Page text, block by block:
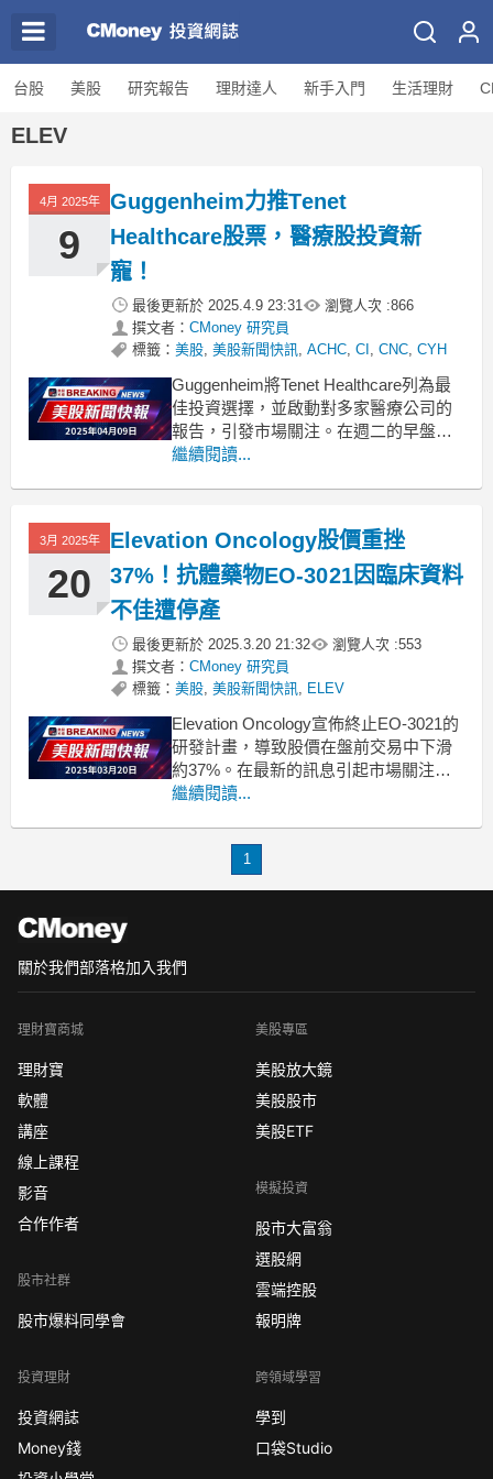
台股 美股 研究報告 理財達人 新手入門 生活理財
ELEV
4月 2025年
9
Guggenheim力推Tenet
Healthcare股票，醫療股投資新
寵！
最後更新於 2025.4.9 23:31 瀏覽人次 :866
撰文者： CMoney 研究員
標籤： 美股, 美股新聞快訊, ACHC, CI , CNC, CYH
Guggenheim將Tenet Healthcare列為最
佳投資選擇，並啟動對多家醫療公司的
報告，引發市場關注。在週二的早盤交
易中，Tenet Healthcare（NYSE: THC）
健康及照護服務，並將該醫院運營商
繼續閱讀...
3月 2025年
20
Elevation Oncology股價重挫
37%！抗體藥物EO-3021因臨床資料
不佳遭停產
最後更新於 2025.3.20 21:32 瀏覽人次 :553
撰文者： CMoney 研究員
標籤： 美股, 美股新聞快訊, ELEV
Elevation Oncology宣佈終止EO-3021的
研發計畫，導致股價在盤前交易中下滑
約37%。在最新的訊息引起市場關注
後，Elevation
宣佈將停止對其抗體藥物偶聯物
繼續閱讀...
1
關於我們部落格加入我們
理財寶商城
理財寶
軟體
講座
線上課程
影音
合作作者
股市社群
股市爆料同學會
投資理財
投資網誌
Money錢
美股專區
美股放大鏡
美股股市
美股ETF
模擬投資
股市大富翁
選股網
雲端控股
報明牌
跨領域學習
學到
口袋Studio